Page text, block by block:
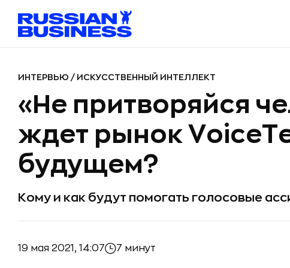
ИНТЕРВЬЮ / ИСКУССТВЕННЫЙ ИНТЕЛЛЕКТ
«Не притворяйся
ждет рынок
будущем?
Кому и как будут помогать голосовые
19 мая 2021, 14:07 7 минут